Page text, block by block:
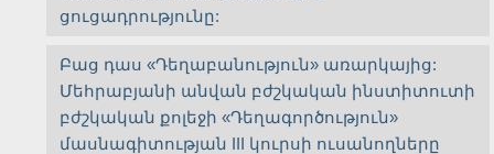
ցուցադրությունը:
Բաց դաս «Դեղաբանություն» առարկայից:
Մեհրաբյանի անվան բժշկական ինստիտուտի
բժշկական քոլեջի «Դեղագործություն»
մասնագիտության III կուրսի ուսանողները